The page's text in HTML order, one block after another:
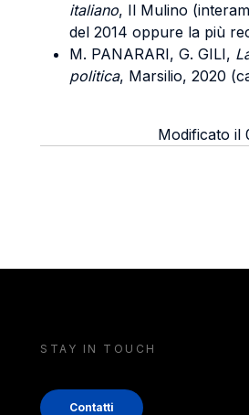
italiano, Il Mulino
del 2014 oppure la più
M. PANARARI, G. GILI,
politica, Marsilio, 2020
Modificato il
STAY IN TOUCH
Contatti